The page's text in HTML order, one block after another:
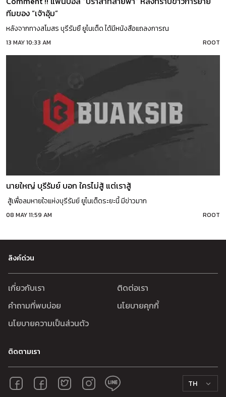
ทีมของ “เจ้าอุ้ม”
หลังจากทางสโมสร บุรีรัมยื ยูไนเต็ด ได้มีหนังสือแถลงการณ
13 MAY 10:33 AM ROOT
นายใหญ่ บุรีรัมย์ บอก ใครไม่สู้ แต่เราสู้
สู้เพื่อลมหายใจแห่งบุรีรัมย์ ยูไนเต็ดระยะนี้ มีข่าวมาก
08 MAY 11:59 AM ROOT
ลิงค์ด่วน
เกี่ยวกับเรา
ติดต่อเรา
คำถามที่พบบ่อย
นโยบายคุกกี้
นโยบายความเป็นส่วนตัว
ติดตามเรา
TH